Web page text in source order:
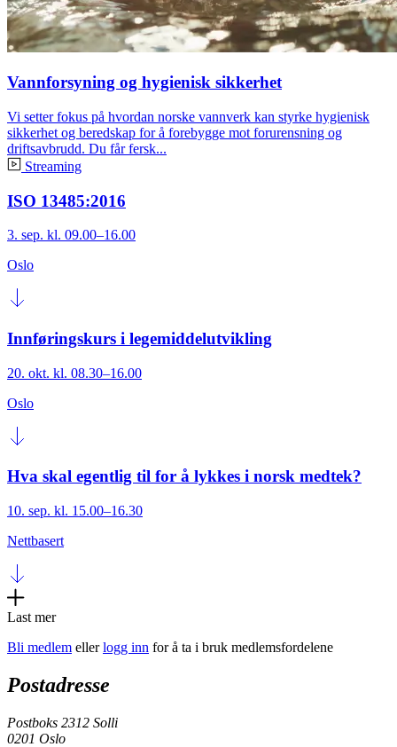
Vannforsyning og hygienisk sikkerhet
Vi setter fokus på hvordan norske vannverk kan styrke hygienisk
sikkerhet og beredskap for å forebygge mot forurensning og
driftsavbrudd. Du får fersk...
Streaming
ISO 13485:2016
3. sep. kl. 09.00–16.00
Oslo
Innføringskurs i legemiddelutvikling
20. okt. kl. 08.30–16.00
Oslo
Hva skal egentlig til for å lykkes i norsk medtek?
10. sep. kl. 15.00–16.30
Nettbasert
Last mer
Bli medlem ellerlogg inn for å ta i bruk medlemsfordelene
Postadresse
Postboks 2312 Solli
0201 Oslo